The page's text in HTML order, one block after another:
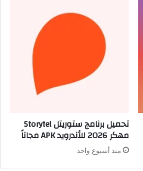
تحميل برنامج ستوريتل Storytel
مهكر 2026 للأندرويد APK مجاناً
منذ أسبوع واحد